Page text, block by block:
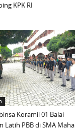
KPK RI
Koramil 01 Balai
Latih PBB di SMA Maha